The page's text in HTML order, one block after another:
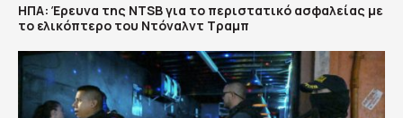
ΗΠΑ: Έρευνα της NTSB για το περιστατικό ασφαλείας με
το ελικόπτερο του Ντόναλντ Τραμπ